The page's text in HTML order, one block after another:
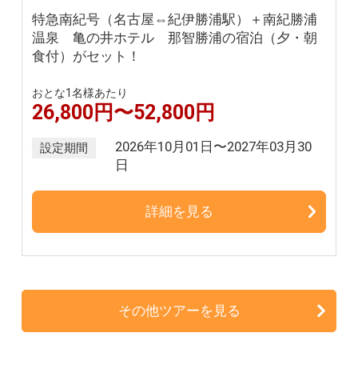
特急南紀号（名古屋⇔紀伊勝浦駅）＋南紀勝浦
温泉 亀の井ホテル 那智勝浦の宿泊（夕・朝
食付）がセット！
おとな1名様あたり
26,800円〜52,800円
設定期間
2026年10月01日〜2027年03月30
日
詳細を見る
その他ツアーを見る